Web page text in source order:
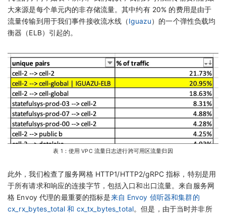
大来源是每个单元内的非存储流量。其中约有 20% 的费用是由于
流量传输到用于我们事件接收流水线（Iguazu）的一个弹性负载均
衡器（ELB）引起的。
表 1：使用 VPC 流量日志进行跨可用区流量归因
此外，我们检查了服务网格 HTTP1/HTTP2/gRPC 指标，特别是用
于所有请求和响应的连接字节，包括入口和出口流量。来自服务网
格 Envoy 代理的最重要的指标是来自 Envoy 侦听器和集群的
cx_rx_bytes_total 和 cx_tx_bytes_total。但是，由于当时并非所